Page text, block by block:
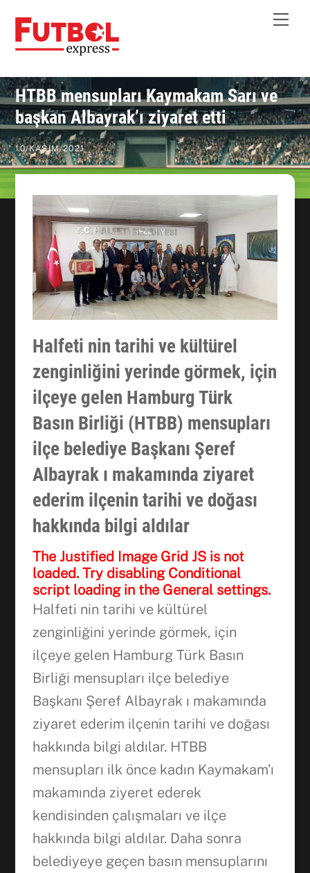
content
HTBB mensupları Kaymakam Sarı ve
başkan Albayrak’ı ziyaret etti
10/KASIM/2021
Halfeti nin tarihi ve kültürel
zenginliğini yerinde görmek, için
ilçeye gelen Hamburg Türk
Basın Birliği (HTBB) mensupları
ilçe belediye Başkanı Şeref
Albayrak ı makamında ziyaret
ederim ilçenin tarihi ve doğası
hakkında bilgi aldılar
The Justified Image Grid JS is not
loaded. Try disabling Conditional
script loading in the General settings.
Halfeti nin tarihi ve kültürel
zenginliğini yerinde görmek, için
ilçeye gelen Hamburg Türk Basın
Birliği mensupları ilçe belediye
Başkanı Şeref Albayrak ı makamında
ziyaret ederim ilçenin tarihi ve doğası
hakkında bilgi aldılar. HTBB
mensupları ilk önce kadın Kaymakam’ı
makamında ziyeret ederek
kendisinden çalışmaları ve ilçe
hakkında bilgi aldılar. Daha sonra
belediyeye geçen basın mensuplarını
WhatsApp